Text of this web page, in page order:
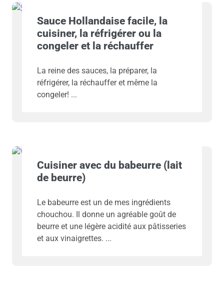
Sauce Hollandaise facile, la
cuisiner, la réfrigérer ou la
congeler et la réchauffer
La reine des sauces, la préparer, la
réfrigérer, la réchauffer et même la
congeler!
Cuisiner avec du babeurre (lait
de beurre)
Le babeurre est un de mes ingrédients
chouchou. Il donne un agréable goût de
beurre et une légère acidité aux pâtisseries
et aux vinaigrettes.